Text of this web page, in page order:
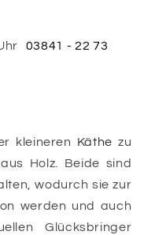
03841 - 22 73
kleineren Käthe zu
Holz. Beide sind
wodurch sie zur
werden und auch
Glücksbringer